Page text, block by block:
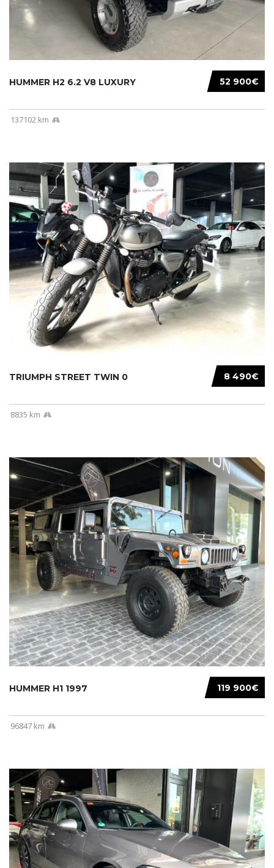
52 900€
HUMMER H2 6.2 V8 LUXURY
137102 km
8 490€
TRIUMPH STREET TWIN 0
8835 km
119 900€
HUMMER H1 1997
96847 km